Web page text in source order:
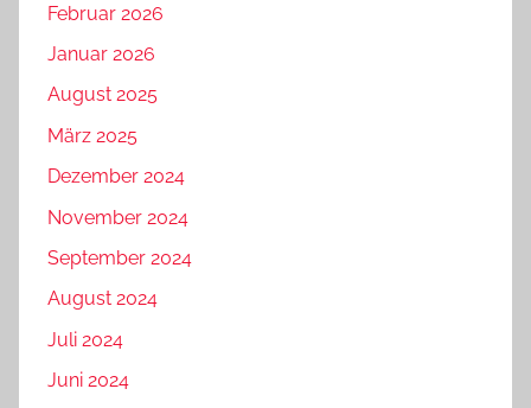
Februar 2026
Januar 2026
August 2025
März 2025
Dezember 2024
November 2024
September 2024
August 2024
Juli 2024
Juni 2024